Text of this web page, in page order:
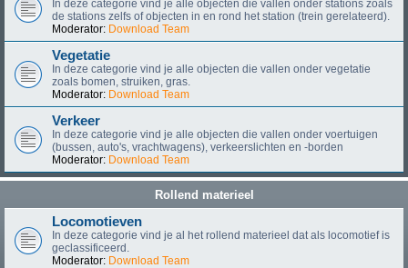
In deze categorie vind je alle objecten die vallen onder stations zoals
de stations zelfs of objecten in en rond het station (trein gerelateerd).
Moderator: Download Team
Vegetatie
In deze categorie vind je alle objecten die vallen onder vegetatie
zoals bomen, struiken, gras.
Moderator: Download Team
Verkeer
In deze categorie vind je alle objecten die vallen onder voertuigen
(bussen, auto's, vrachtwagens), verkeerslichten en -borden
Moderator: Download Team
Rollend materieel
Locomotieven
In deze categorie vind je al het rollend materieel dat als locomotief is
geclassificeerd.
Moderator: Download Team